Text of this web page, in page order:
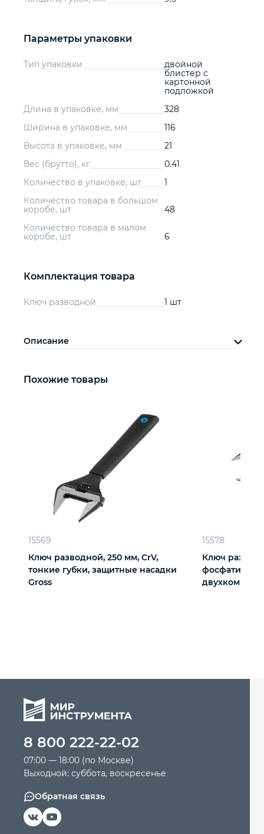
Параметры упаковки
Тип упаковки
двойной
блистер с
картонной
подложкой
Длина в упаковке, мм
328
Ширина в упаковке, мм
116
Высота в упаковке, мм
21
Вес (брутто), кг
0.41
Количество в упаковке, шт
1
Количество товара в большом
коробе, шт
48
Количество товара в малом
коробе, шт
6
Комплектация товара
Ключ разводной 1 шт
Описание
Похожие товары
15569
Ключ разводной, 250 мм, CrV,
тонкие губки, защитные насадки
Gross
15578
Ключ
8 800 222-22-02
07:00 — 18:00 (по Москве)
Выходной: суббота, воскресенье
Обратная связь